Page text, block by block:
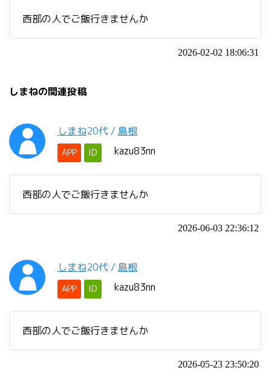
西部の人でご飯行きませんか
2026-02-02 18:06:31
しまねの関連投稿
しまね20代 / 島根
APP ID kazu83nn
西部の人でご飯行きませんか
2026-06-03 22:36:12
しまね20代 / 島根
APP ID kazu83nn
西部の人でご飯行きませんか
2026-05-23 23:50:20